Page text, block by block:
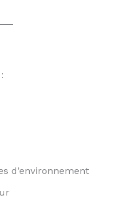
d’environnement